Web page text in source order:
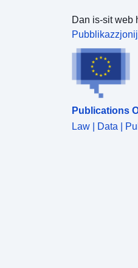
Dan is-sit web
Publications
Law | Data |